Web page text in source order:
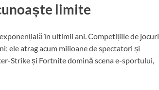
limite
în ultimii ani. Competițiile de jocuri
ele atrag acum milioane de spectatori și
Strike și Fortnite domină scena e-sportului,